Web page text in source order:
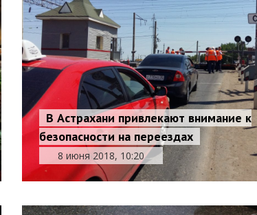
В Астрахани привлекают внимание к
безопасности на переездах
8 июня 2018, 10:20